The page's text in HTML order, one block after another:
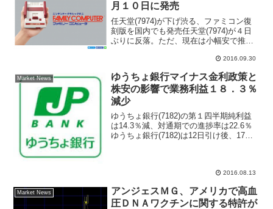
月１０日に発売
任天堂(7974)が下げ渋る、ファミコン復
刻版を国内でも発売任天堂(7974)が４日
ぶりに反落。ただ、現在は小幅安で推移
年に発売された家庭用ゲーム機「ファミ
リーコンピュータ（ファミコン）」の本
体サイ...
2016.09.30
Market News
ゆうちょ銀行マイナス金利政策と
株安の影響で業務利益１８．３％
減少
ゆうちょ銀行(7182)の第１四半期純利益
は14.3％減、対通期での進捗率は22.6％
ゆうちょ銀行(7182)は12日引け後、17年
2016.08.13
Market News
アンジェスＭＧ、アメリカで高血
圧ＤＮＡワクチンに関する特許が